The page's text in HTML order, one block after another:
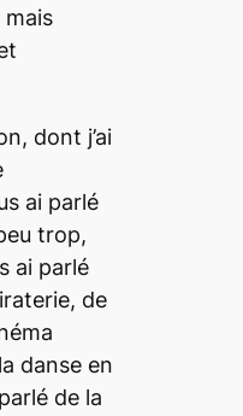
dont j’ai
ai parlé
trop,
ai parlé
de
danse en
de la